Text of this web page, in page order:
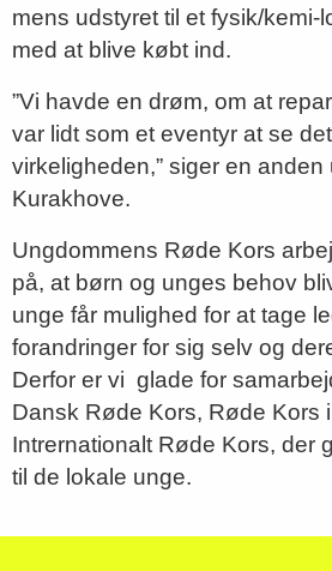
mens udstyret til et fysik/kemi-
med at blive købt ind.
”Vi havde en drøm, om at
var lidt som et eventyr at se
virkeligheden,” siger en anden
Kurakhove.
Ungdommens Røde Kors
på, at børn og unges behov
unge får mulighed for at tage
forandringer for sig selv og
Derfor er vi glade for
Dansk Røde Kors, Røde Kors
Intrernationalt Røde Kors, der
til de lokale unge.